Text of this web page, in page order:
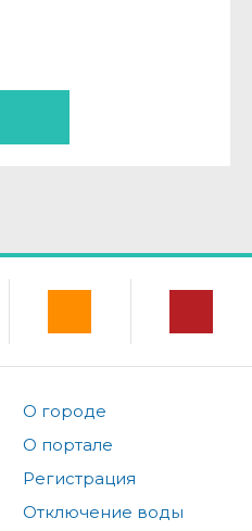
О городе
О портале
Регистрация
Отключение воды